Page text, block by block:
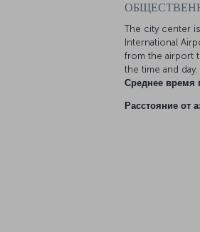
The city center
International
from the airport
the time and day.
Среднее время
Расстояние от